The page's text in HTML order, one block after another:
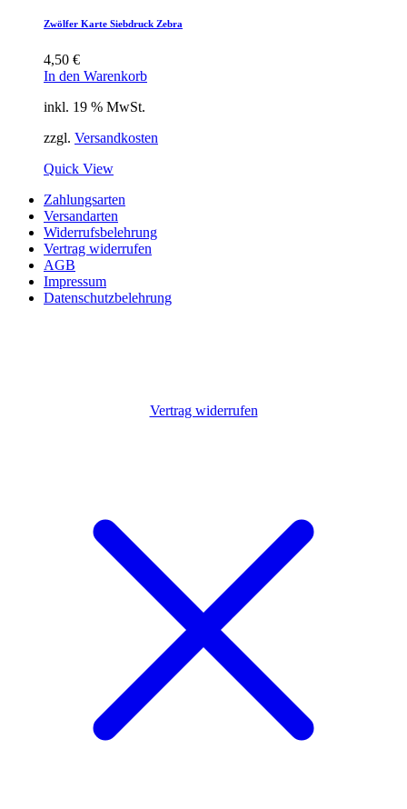
Zwölfer Karte Siebdruck Zebra
4,50 €
In den Warenkorb
inkl. 19 % MwSt.
zzgl. Versandkosten
Quick View
Zahlungsarten
Versandarten
Widerrufsbelehrung
Vertrag widerrufen
AGB
Impressum
Datenschutzbelehrung
Vertrag widerrufen